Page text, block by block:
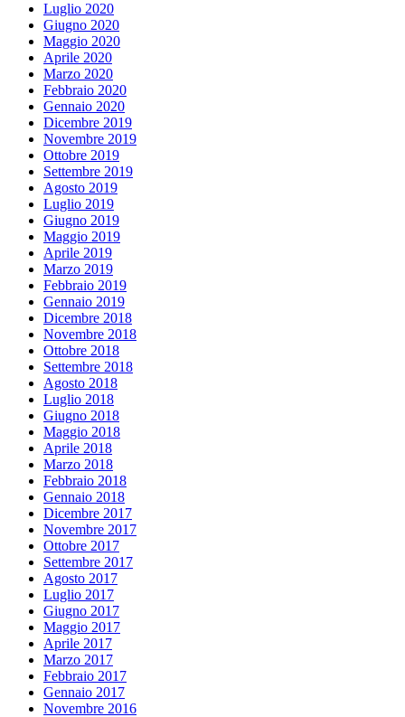
Luglio 2020
Giugno 2020
Maggio 2020
Aprile 2020
Marzo 2020
Febbraio 2020
Gennaio 2020
Dicembre 2019
Novembre 2019
Ottobre 2019
Settembre 2019
Agosto 2019
Luglio 2019
Giugno 2019
Maggio 2019
Aprile 2019
Marzo 2019
Febbraio 2019
Gennaio 2019
Dicembre 2018
Novembre 2018
Ottobre 2018
Settembre 2018
Agosto 2018
Luglio 2018
Giugno 2018
Maggio 2018
Aprile 2018
Marzo 2018
Febbraio 2018
Gennaio 2018
Dicembre 2017
Novembre 2017
Ottobre 2017
Settembre 2017
Agosto 2017
Luglio 2017
Giugno 2017
Maggio 2017
Aprile 2017
Marzo 2017
Febbraio 2017
Gennaio 2017
Novembre 2016